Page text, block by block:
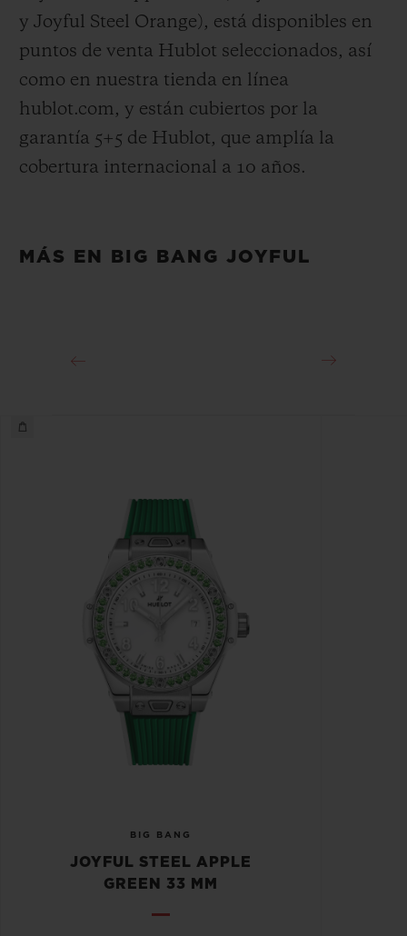
y Joyful Steel Orange), está disponibles en
puntos de venta Hublot seleccionados, así
como en nuestra tienda en línea
hublot.com, y están cubiertos por la
garantía 5+5 de Hublot, que amplía la
cobertura internacional a 10 años.
MÁS EN BIG BANG JOYFUL
BIG BANG
JOYFUL STEEL APPLE
GREEN 33 MM